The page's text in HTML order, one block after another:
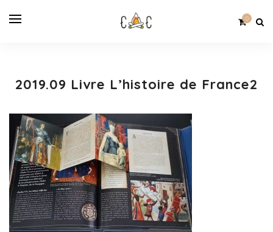
0
2019.09 Livre L’histoire de France2